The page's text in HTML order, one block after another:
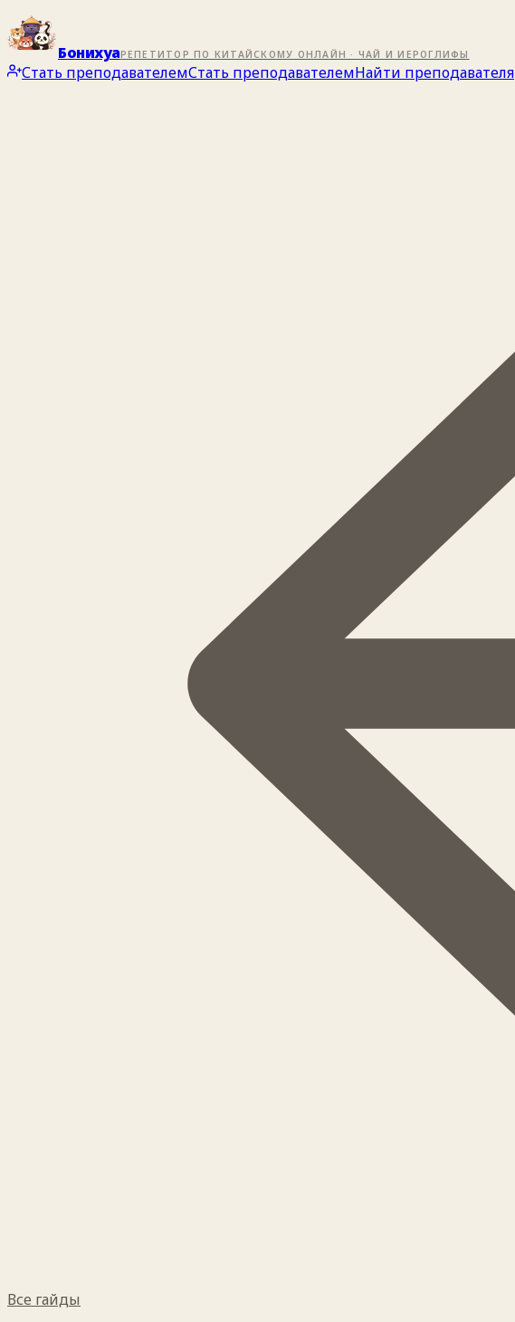
БонихуаРЕПЕТИТОР ПО КИТАЙСКОМУ ОНЛАЙН · ЧАЙ И ИЕРОГЛИФЫ
Стать преподавателемСтать преподавателемНайти преподавателя
Все гайды